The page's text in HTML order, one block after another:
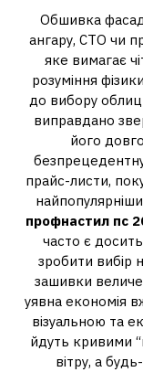
Обшивка
ангару, СТО чи
яке вимагає
розуміння
до вибору
виправдано
його
прайс-листи,
профнастил пс
часто є
зробити вибір
зашивки
уявна економія
візуальною та
йдуть кривими
вітру, а